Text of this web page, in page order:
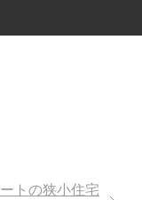
トの狭小住宅